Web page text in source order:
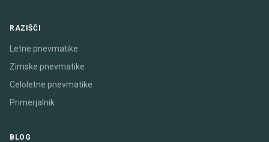
RAZIŠČI
Letne pnevmatike
Zimske pnevmatike
Celoletne pnevmatike
Primerjalnik
BLOG